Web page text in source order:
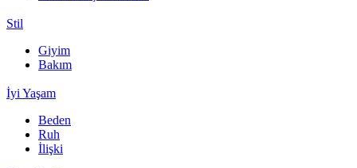
Stil
Giyim
Bakım
İyi Yaşam
Beden
Ruh
İlişki